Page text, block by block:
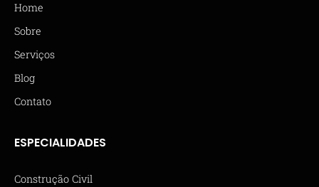
Home
Sobre
Serviços
Blog
Contato
ESPECIALIDADES
Construção Civil